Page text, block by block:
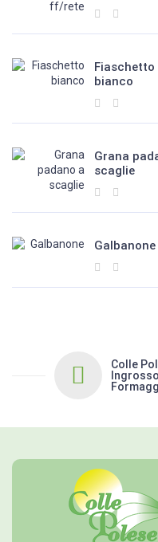
Fiaschetto
bianco
Grana
scaglie
Galbanone
Colle